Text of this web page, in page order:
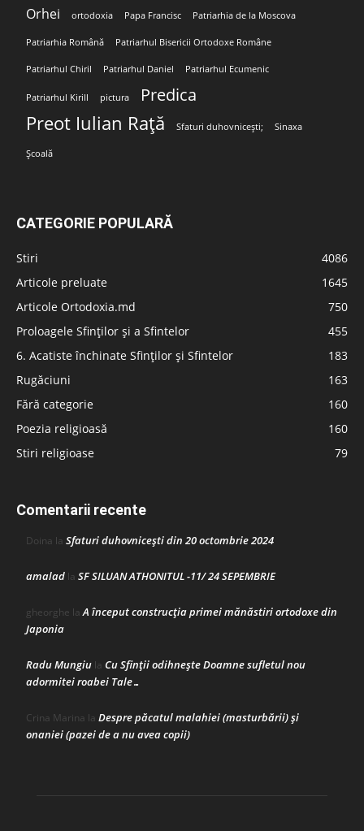
Orhei ortodoxia Papa Francisc Patriarhia de la Moscova
Patriarhia Română Patriarhul Bisericii Ortodoxe Române
Patriarhul Chiril Patriarhul Daniel Patriarhul Ecumenic
Patriarhul Kirill pictura Predica
Preot Iulian Rață Sfaturi duhovnicești; Sinaxa
Școală
CATEGORIE POPULARĂ
Stiri
4086
Articole preluate
1645
Articole Ortodoxia.md
750
Proloagele Sfinților și a Sfintelor
455
6. Acatiste închinate Sfinților și Sfintelor
183
Rugăciuni
163
Fără categorie
160
Poezia religioasă
160
Stiri religioase
79
Comentarii recente
Doina la Sfaturi duhovnicești din 20 octombrie 2024
amalad la SF SILUAN ATHONITUL -11/ 24 SEPEMBRIE
gheorghe laA început construcţia primei mănăstiri ortodoxe din
Japonia
Radu Mungiu la Cu Sfinții odihnește Doamne sufletul nou
adormitei roabei Tale…
Crina Marina la Despre păcatul malahiei (masturbării) şi
onaniei (pazei de a nu avea copii)